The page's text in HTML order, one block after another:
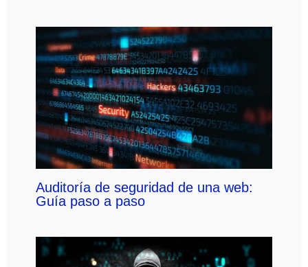
Auditoría de seguridad de una web:
Guía paso a paso